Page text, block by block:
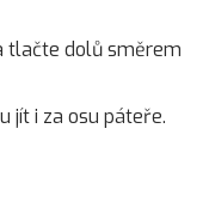
tlačte dolů směrem
jít i za osu páteře.